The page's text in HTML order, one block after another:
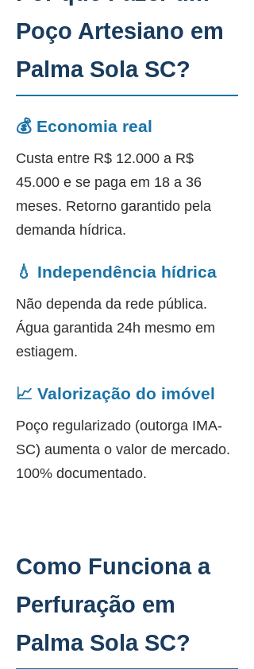
Poço Artesiano em
Palma Sola SC?
💰 Economia real
Custa entre R$ 12.000 a R$
45.000 e se paga em 18 a 36
meses. Retorno garantido pela
demanda hídrica.
💧 Independência hídrica
Não dependa da rede pública.
Água garantida 24h mesmo em
estiagem.
📈 Valorização do imóvel
Poço regularizado (outorga IMA-
SC) aumenta o valor de mercado.
100% documentado.
Como Funciona a
Perfuração em
Palma Sola SC?